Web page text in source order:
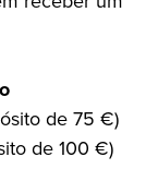
de 75 €)
de 100 €)